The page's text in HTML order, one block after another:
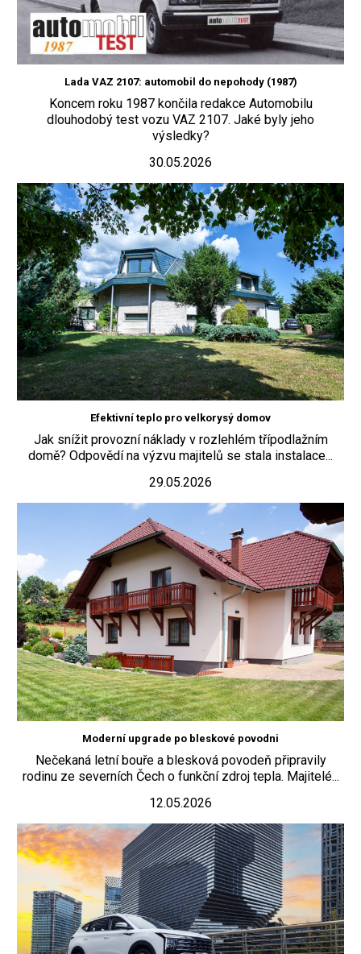
Lada VAZ 2107: automobil do nepohody (1987)
Koncem roku 1987 končila redakce Automobilu
dlouhodobý test vozu VAZ 2107. Jaké byly jeho
výsledky?
30.05.2026
Efektivní teplo pro velkorysý domov
Jak snížit provozní náklady v rozlehlém třípodlažním
domě? Odpovědí na výzvu majitelů se stala instalace...
29.05.2026
Moderní upgrade po bleskové povodni
Nečekaná letní bouře a blesková povodeň připravily
rodinu ze severních Čech o funkční zdroj tepla. Majitelé...
12.05.2026